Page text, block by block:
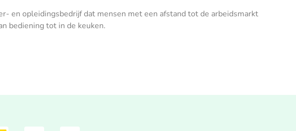
en opleidingsbedrijf dat mensen met een afstand tot de arbeidsmarkt
bediening tot in de keuken.